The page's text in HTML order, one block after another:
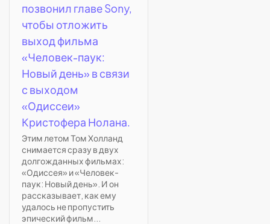
позвонил главе Sony,
чтобы отложить
выход фильма
«Человек-паук:
Новый день» в связи
с выходом
«Одиссеи»
Кристофера Нолана.
Этим летом Том Холланд
снимается сразу в двух
долгожданных фильмах:
«Одиссея» и «Человек-
паук: Новый день». И он
рассказывает, как ему
удалось не пропустить
эпический фильм...